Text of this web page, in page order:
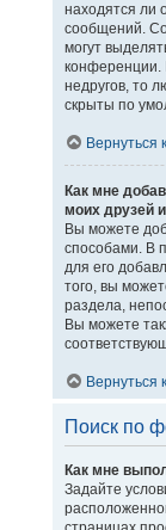
находятся ли
сообщений.
могут
конференции.
недругов, то
скрыты по
Вернуться
Как мне
моих друзей
Вы можете
способами. В
для его
того, вы
раздела,
Вы можете
Вернуться
Поиск по
Как мне
Задайте